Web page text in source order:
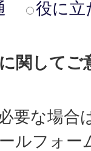
役に立
関してご
要な場合
ルフォー